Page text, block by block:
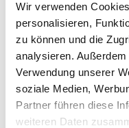
Wir verwenden
personalisieren,
zu können und die
analysieren.
Verwendung unserer
soziale Medien,
Partner führen diese
weiteren Daten
Dies